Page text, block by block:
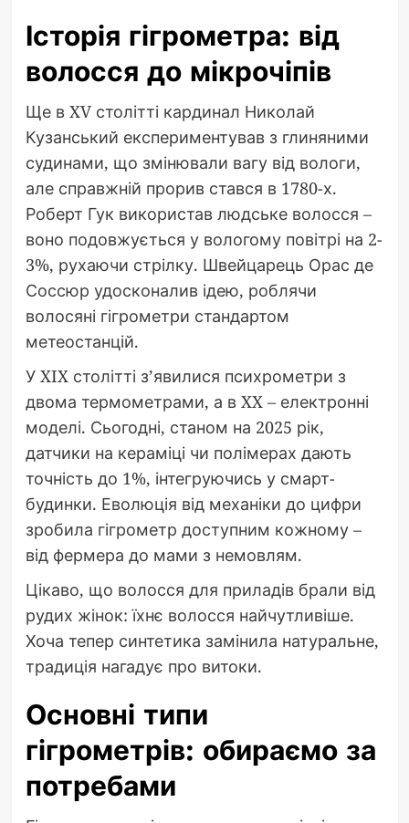
Історія гігрометра: від
волосся до мікрочіпів
Ще в XV столітті кардинал Николай
Кузанський експериментував з глиняними
судинами, що змінювали вагу від вологи,
але справжній прорив стався в 1780-х.
Роберт Гук використав людське волосся –
воно подовжується у вологому повітрі на 2-
3%, рухаючи стрілку. Швейцарець Орас де
Соссюр удосконалив ідею, роблячи
волосяні гігрометри стандартом
метеостанцій.
У XIX столітті з’явилися психрометри з
двома термометрами, а в XX – електронні
моделі. Сьогодні, станом на 2025 рік,
датчики на кераміці чи полімерах дають
точність до 1%, інтегруючись у смарт-
будинки. Еволюція від механіки до цифри
зробила гігрометр доступним кожному –
від фермера до мами з немовлям.
Цікаво, що волосся для приладів брали від
рудих жінок: їхнє волосся найчутливіше.
Хоча тепер синтетика замінила натуральне,
традиція нагадує про витоки.
Основні типи
гігрометрів: обираємо за
потребами